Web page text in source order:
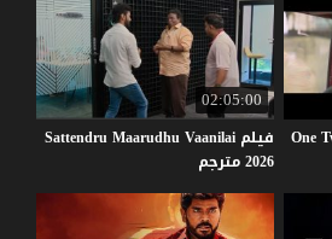
02:05:00
فيلم Sattendru Maarudhu Vaanilai
2026 مترجم